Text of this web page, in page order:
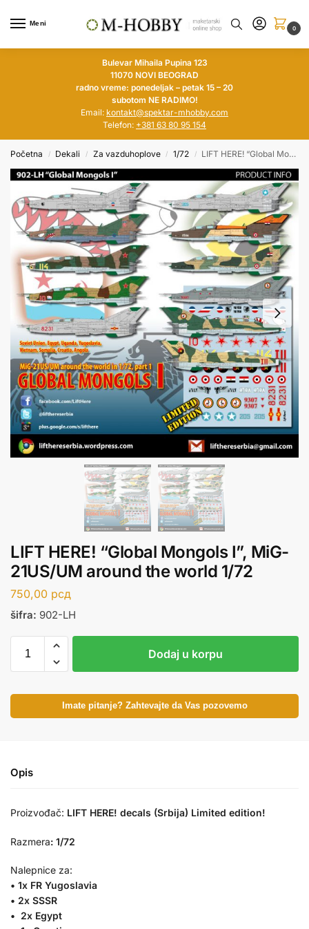
Meni
0
Bulevar Mihaila Pupina 123
11070 NOVI BEOGRAD
radno vreme: ponedeljak – petak 15 – 20
subotom NE RADIMO!
Email: kontakt@spektar-mhobby.com
Telefon: +381 63 80 95 154
Početna / Dekali / Za vazduhoplove / 1/72 / LIFT HERE! “Global Mongols I”, MiG-21US/UM around the world 1/72
LIFT HERE! “Global Mongols I”, MiG-
21US/UM around the world 1/72
750,00 рсд
šifra: 902-LH
Dodaj u korpu
Imate pitanje? Zahtevajte da Vas pozovemo
Opis
Proizvođač: LIFT HERE! decals (Srbija) Limited edition!
Razmera: 1/72
Nalepnice za:
• 1x FR Yugoslavia
• 2x SSSR
• 2x Egypt